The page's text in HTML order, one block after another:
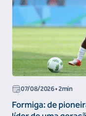
07/08/2026• 2min
Formiga: de